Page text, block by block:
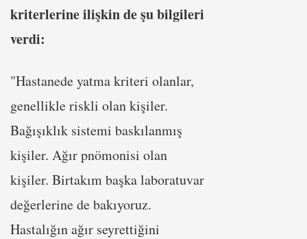
kriterlerine ilişkin de şu bilgileri
verdi:
"Hastanede yatma kriteri olanlar,
genellikle riskli olan kişiler.
Bağışıklık sistemi baskılanmış
kişiler. Ağır pnömonisi olan
kişiler. Birtakım başka laboratuvar
değerlerine de bakıyoruz.
Hastalığın ağır seyrettiğini